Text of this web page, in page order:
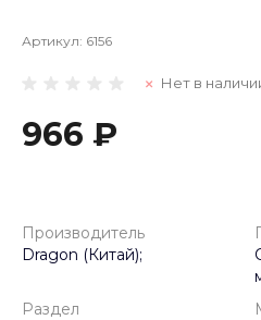
Артикул: 6156
Нет в
966 ₽
Производитель
Dragon (Китай);
Раздел